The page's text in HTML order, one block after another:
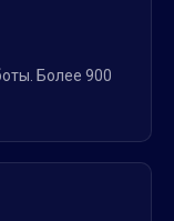
Более 900